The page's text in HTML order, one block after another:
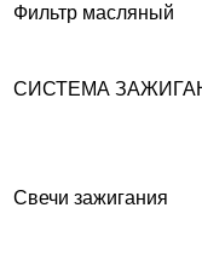
Фильтр масляный
СИСТЕМА
Свечи зажигания